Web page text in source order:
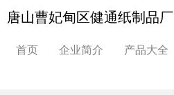
唐山曹妃甸区健通纸制品厂
首页 企业简介 产品大全